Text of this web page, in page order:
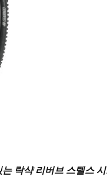
락샥 리버브 스텔스